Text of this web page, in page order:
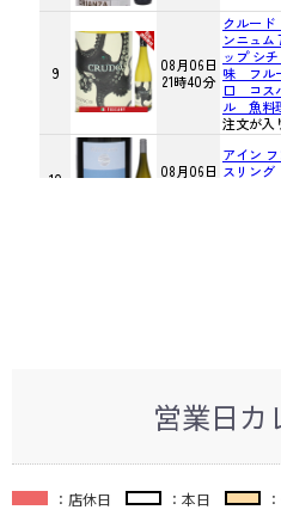
営業日カ
：店休日 ：本日